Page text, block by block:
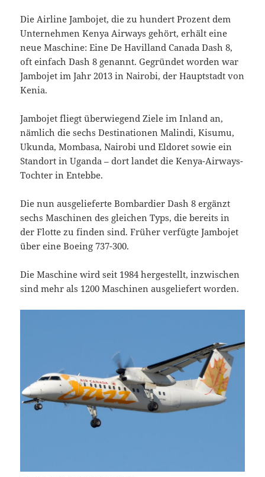
Die Airline Jambojet, die zu hundert Prozent dem
Unternehmen Kenya Airways gehört, erhält eine
neue Maschine: Eine De Havilland Canada Dash 8,
oft einfach Dash 8 genannt. Gegründet worden war
Jambojet im Jahr 2013 in Nairobi, der Hauptstadt von
Kenia.
Jambojet fliegt überwiegend Ziele im Inland an,
nämlich die sechs Destinationen Malindi, Kisumu,
Ukunda, Mombasa, Nairobi und Eldoret sowie ein
Standort in Uganda – dort landet die Kenya-Airways-
Tochter in Entebbe.
Die nun ausgelieferte Bombardier Dash 8 ergänzt
sechs Maschinen des gleichen Typs, die bereits in
der Flotte zu finden sind. Früher verfügte Jambojet
über eine Boeing 737-300.
Die Maschine wird seit 1984 hergestellt, inzwischen
sind mehr als 1200 Maschinen ausgeliefert worden.